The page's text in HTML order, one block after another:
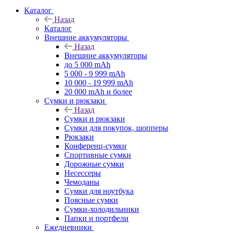
Каталог
Назад
Каталог
Внешние аккумуляторы
Назад
Внешние аккумуляторы
до 5 000 mAh
5 000 - 9 999 mAh
10 000 - 19 999 mAh
20 000 mAh и более
Сумки и рюкзаки
Назад
Сумки и рюкзаки
Сумки для покупок, шопперы
Рюкзаки
Конференц-сумки
Спортивные сумки
Дорожные сумки
Несессеры
Чемоданы
Сумки для ноутбука
Поясные сумки
Сумки-холодильники
Папки и портфели
Ежедневники